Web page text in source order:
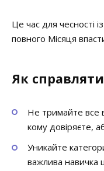
Це час для чесності
повного Місяця
Як
Не тримайте все
кому довіряєте,
Уникайте
важлива навичка